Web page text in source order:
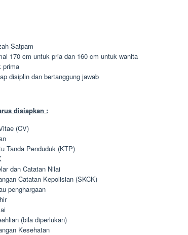
Satpam
170 cm untuk pria dan 160 cm untuk wanita
prima
disiplin dan bertanggung jawab
disiapkan :
(CV)
Tanda Penduduk (KTP)
dan Catatan Nilai
Catatan Kepolisian (SKCK)
penghargaan
(bila diperlukan)
Kesehatan